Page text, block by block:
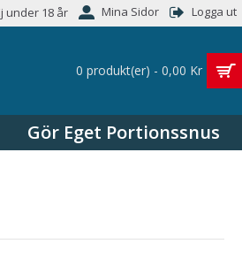
under 18 år Mina Sidor Logga ut
0 produkt(er) - 0,00 Kr
Gör Eget Portionssnus